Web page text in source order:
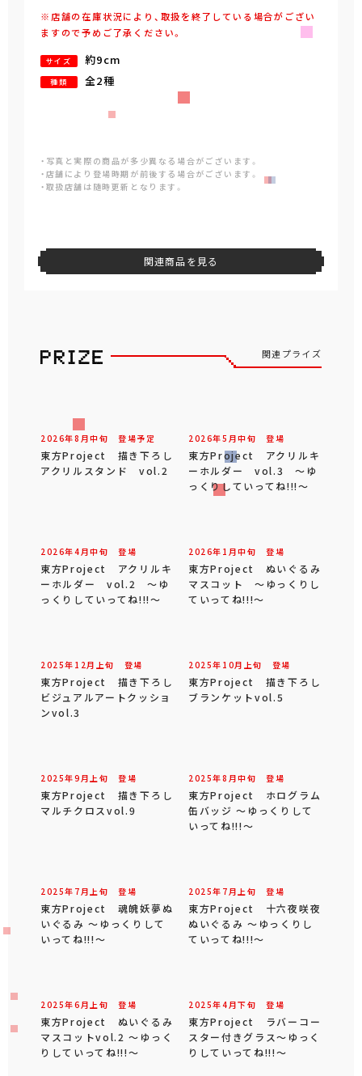
※店舗の在庫状況により、取扱を終了している場合がござい
ますので予めご了承ください。
サイズ 約9cm
種類 全2種
・写真と実際の商品が多少異なる場合がございます。
・店舗により登場時期が前後する場合がございます。
・取扱店舗は随時更新となります。
関連商品を見る
関連プライズ
2026年8 月中旬 登場予定
東方Project 描き下ろし
アクリルスタンド vol.2
2026年5 月中旬 登場
東方Project アクリルキ
ーホルダー vol.3 ～ゆ
っくりしていってね!!!～
2026年4 月中旬 登場
東方Project アクリルキ
ーホルダー vol.2 ～ゆ
っくりしていってね!!!～
2026年 1 月中旬 登場
東方Project ぬいぐるみ
マスコット ～ゆっくりし
ていってね!!!～
2025年 12 月 上旬 登場
東方Project 描き下ろし
ビジュアルアートクッショ
ンvol.3
2025年 10月 上旬 登場
東方Project 描き下ろし
ブランケットvol.5
2025年9 月 上旬 登場
東方Project 描き下ろし
マルチクロスvol.9
2025年8 月中旬 登場
東方Project ホログラム
缶バッジ ～ゆっくりして
いってね!!!～
2025年 7 月 上旬 登場
東方Project 魂魄妖夢ぬ
いぐるみ ～ゆっくりして
いってね!!!～
2025年 7 月 上旬 登場
東方Project 十六夜咲夜
ぬいぐるみ ～ゆっくりし
ていってね!!!～
2025年6 月 上旬 登場
東方Project ぬいぐるみ
マスコットvol.2 ～ゆっく
りしていってね!!!～
2025年4 月下旬 登場
東方Project ラバーコー
スター付きグラス～ゆっく
りしていってね!!!～